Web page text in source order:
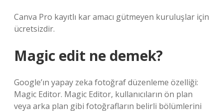
Canva Pro kayıtlı kar amacı gütmeyen kuruluşlar için
ücretsizdir.
Magic edit ne demek?
Google’ın yapay zeka fotoğraf düzenleme özelliği:
Magic Editor. Magic Editor, kullanıcıların ön plan
veya arka plan gibi fotoğrafların belirli bölümlerini